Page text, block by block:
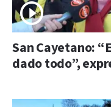
San Cayetano:
dado todo”,